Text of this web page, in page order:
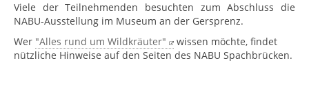
Viele der Teilnehmenden besuchten zum Abschluss die
NABU-Ausstellung im Museum an der Gersprenz.
Wer "Alles rund um Wildkräuter"
wissen möchte, findet
nützliche Hinweise auf den Seiten des NABU Spachbrücken.